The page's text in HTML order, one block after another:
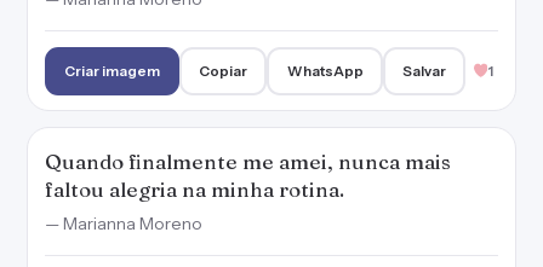
Criar imagem Copiar WhatsApp Salvar 1
Quando finalmente me amei, nunca mais
faltou alegria na minha rotina.
— Marianna Moreno